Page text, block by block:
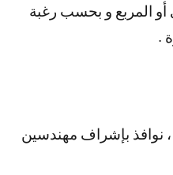
أو المربع و بحسب رغبة
.
نوافذ بإشراف مهندسين